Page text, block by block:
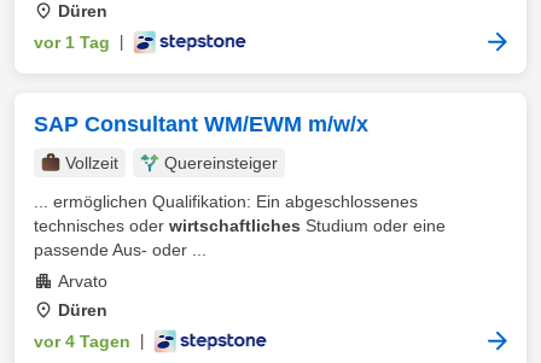
Düren
vor 1 Tag
SAP Consultant WM/EWM m/w/x
Vollzeit
Quereinsteiger
... ermöglichen Qualifikation: Ein abgeschlossenes
technisches oder wirtschaftliches Studium oder eine
passende Aus- oder ...
Arvato
Düren
vor 4 Tagen